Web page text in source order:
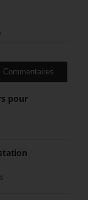
Commentaires
pour